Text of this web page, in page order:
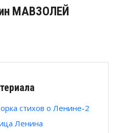
МАВЗОЛЕЙ
стихов о Ленине-2
Ленина